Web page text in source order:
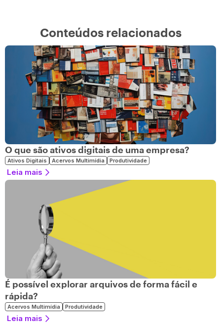
Conteúdos relacionados
O que são ativos digitais de uma empresa?
Ativos Digitais Acervos Multimídia Produtividade
Leia mais
É possível explorar arquivos de forma fácil e
rápida?
Acervos Multimídia Produtividade
Leia mais